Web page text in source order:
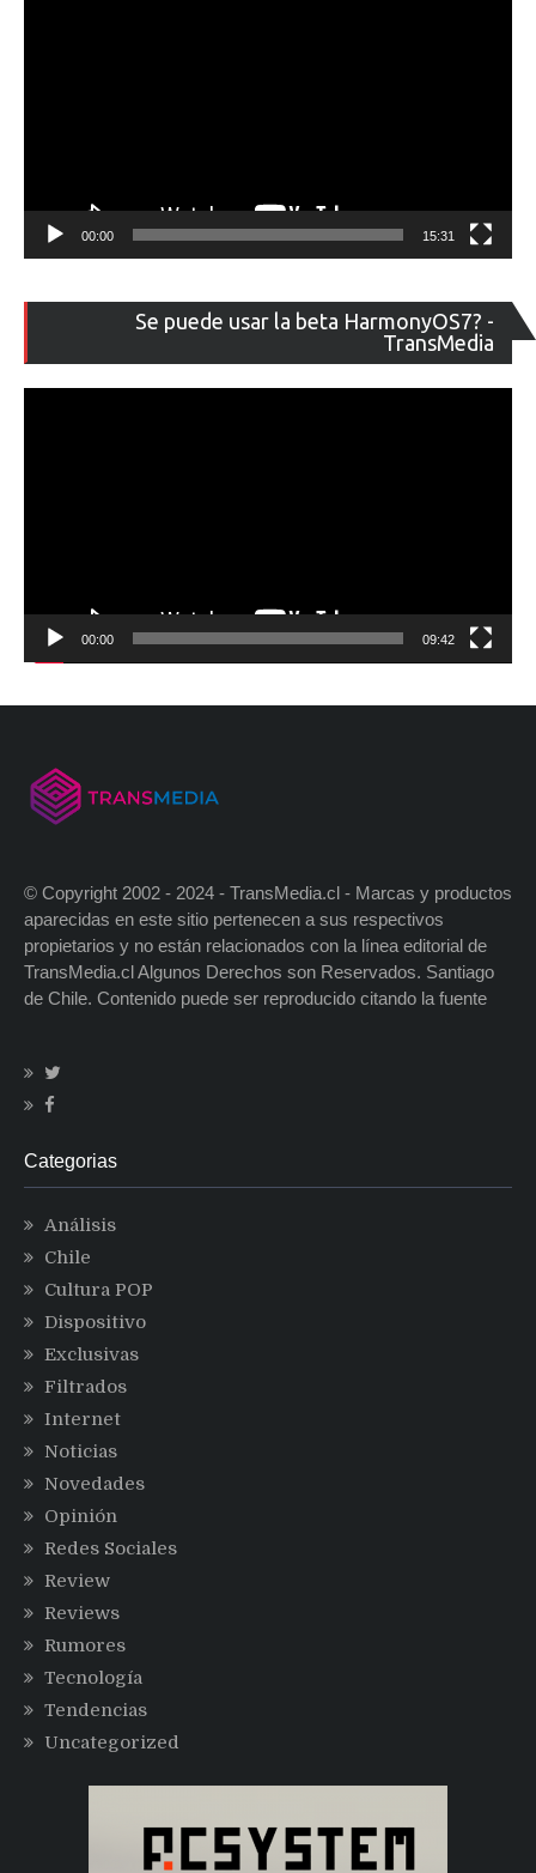
00:00 15:31
Se puede usar la beta HarmonyOS7? -
TransMedia
de
00:00 09:42
© Copyright 2002 - 2024 - TransMedia.cl - Marcas y productos
aparecidas en este sitio pertenecen a sus respectivos
propietarios y no están relacionados con la línea editorial de
TransMedia.cl Algunos Derechos son Reservados. Santiago
de Chile. Contenido puede ser reproducido citando la fuente
Categorias
Análisis
Chile
Cultura POP
Dispositivo
Exclusivas
Filtrados
Internet
Noticias
Novedades
Opinión
Redes Sociales
Review
Reviews
Rumores
Tecnología
Tendencias
Uncategorized